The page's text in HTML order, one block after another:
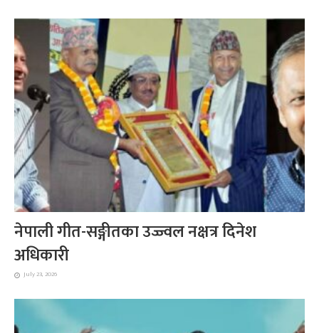
नेपाली गीत-सङ्गीतका उज्ज्वल नक्षत्र दिनेश
अधिकारी
July 23, 2026